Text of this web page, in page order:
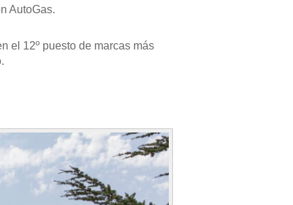
AutoGas.
el 12º puesto de marcas más